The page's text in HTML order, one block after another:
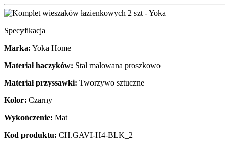
Specyfikacja
Marka: Yoka Home
Materiał haczyków: Stal malowana proszkowo
Materiał przyssawki: Tworzywo sztuczne
Kolor: Czarny
Wykończenie: Mat
Kod produktu: CH.GAVI-H4-BLK_2